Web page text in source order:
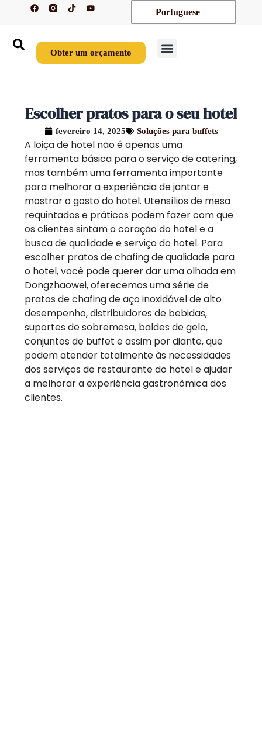
conteúdo
F
a
o
k
T
i
k
Y
o
b
e
Portuguese
Obter um orçamento
Escolher pratos para o seu hotel
fevereiro 14, 2025 Soluções para buffets
A loiça de hotel não é apenas uma
ferramenta básica para o serviço de catering,
mas também uma ferramenta importante
para melhorar a experiência de jantar e
mostrar o gosto do hotel. Utensílios de mesa
requintados e práticos podem fazer com que
os clientes sintam o coração do hotel e a
busca de qualidade e serviço do hotel. Para
escolher pratos de chafing de qualidade para
o hotel, você pode querer dar uma olhada em
Dongzhaowei, oferecemos uma série de
pratos de chafing de aço inoxidável de alto
desempenho, distribuidores de bebidas,
suportes de sobremesa, baldes de gelo,
conjuntos de buffet e assim por diante, que
podem atender totalmente às necessidades
dos serviços de restaurante do hotel e ajudar
a melhorar a experiência gastronômica dos
clientes.